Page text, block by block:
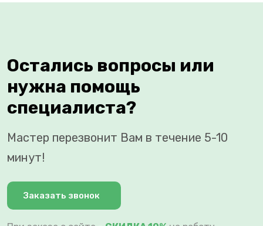
Остались вопросы или
нужна помощь
специалиста?
Мастер перезвонит Вам в течение 5-10
минут!
Заказать звонок